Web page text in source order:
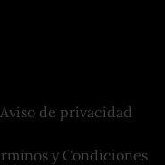
Aviso de privacidad
y Condiciones